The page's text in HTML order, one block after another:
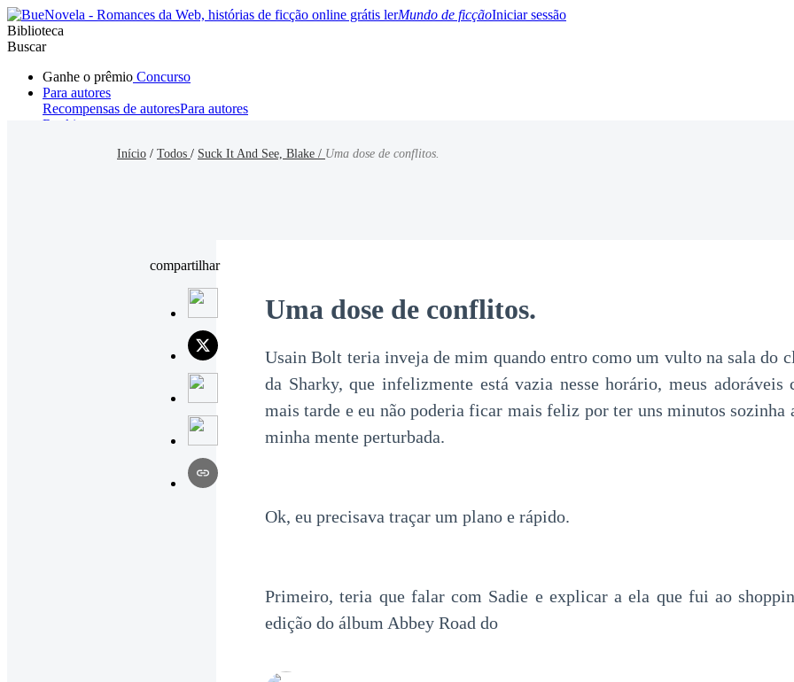
Mundo de ficçãoIniciar sessão
Biblioteca
Buscar
Ganhe o prêmio Concurso
Para autores
Recompensas de autoresPara autores
Ranking
Início / Todos / Suck It And See, Blake / Uma dose de conflitos.
compartilhar
Uma dose de conflitos.
Usain Bolt teria inveja de mim quando entro como um vulto na sala do
da Sharky, que infelizmente está vazia nesse horário, meus adoráveis
mais tarde e eu não poderia ficar mais feliz por ter uns minutos sozinha
minha mente perturbada.
Ok, eu precisava traçar um plano e rápido.
Primeiro, teria que falar com Sadie e explicar a ela que fui ao
edição do álbum Abbey Road do